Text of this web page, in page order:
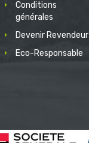
Conditions
générales
Devenir Revendeur
Eco-Responsable